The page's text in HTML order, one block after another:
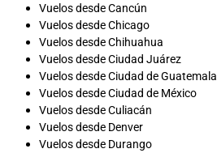
Vuelos desde Cancún
Vuelos desde Chicago
Vuelos desde Chihuahua
Vuelos desde Ciudad Juárez
Vuelos desde Ciudad de Guatemala
Vuelos desde Ciudad de México
Vuelos desde Culiacán
Vuelos desde Denver
Vuelos desde Durango